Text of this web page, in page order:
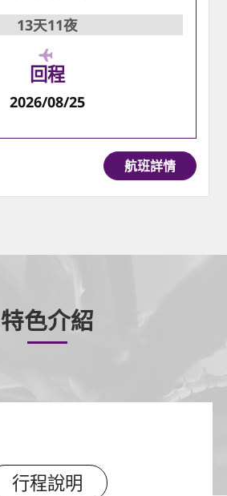
13天11夜
回程
2026/08/25
航班詳情
特色介紹
行程說明